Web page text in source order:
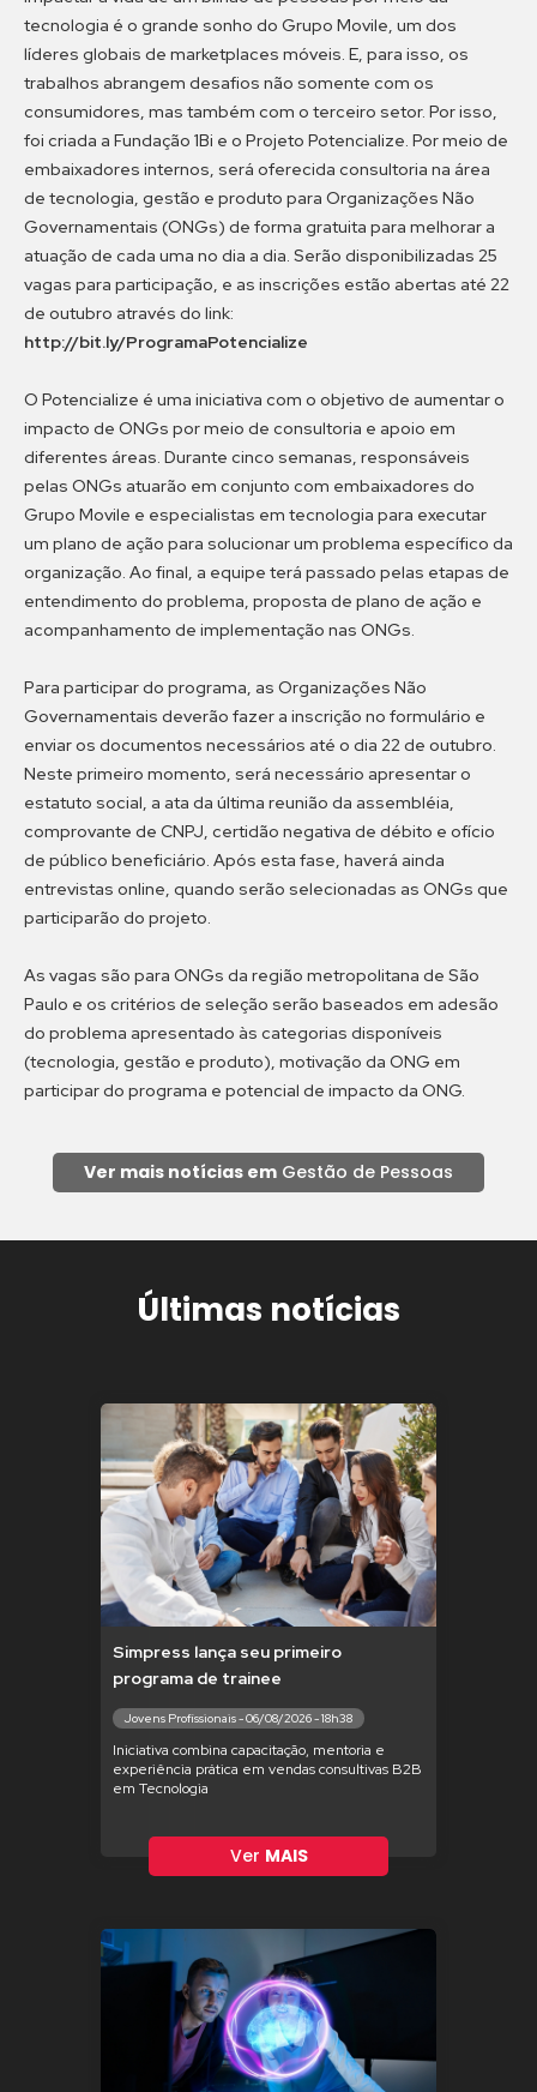
tecnologia é o grande sonho do Grupo Movile, um dos
líderes globais de marketplaces móveis. E, para isso, os
trabalhos abrangem desafios não somente com os
consumidores, mas também com o terceiro setor. Por isso,
foi criada a Fundação 1Bi e o Projeto Potencialize. Por meio de
embaixadores internos, será oferecida consultoria na área
de tecnologia, gestão e produto para Organizações Não
Governamentais (ONGs) de forma gratuita para melhorar a
atuação de cada uma no dia a dia. Serão disponibilizadas 25
vagas para participação, e as inscrições estão abertas até 22
de outubro através do link:
http://bit.ly/ProgramaPotencialize
O Potencialize é uma iniciativa com o objetivo de aumentar o
impacto de ONGs por meio de consultoria e apoio em
diferentes áreas. Durante cinco semanas, responsáveis
pelas ONGs atuarão em conjunto com embaixadores do
Grupo Movile e especialistas em tecnologia para executar
um plano de ação para solucionar um problema específico da
organização. Ao final, a equipe terá passado pelas etapas de
entendimento do problema, proposta de plano de ação e
acompanhamento de implementação nas ONGs.
Para participar do programa, as Organizações Não
Governamentais deverão fazer a inscrição no formulário e
enviar os documentos necessários até o dia 22 de outubro.
Neste primeiro momento, será necessário apresentar o
estatuto social, a ata da última reunião da assembléia,
comprovante de CNPJ, certidão negativa de débito e ofício
de público beneficiário. Após esta fase, haverá ainda
entrevistas online, quando serão selecionadas as ONGs que
participarão do projeto.
As vagas são para ONGs da região metropolitana de São
Paulo e os critérios de seleção serão baseados em adesão
do problema apresentado às categorias disponíveis
(tecnologia, gestão e produto), motivação da ONG em
participar do programa e potencial de impacto da ONG.
Ver mais notícias em Gestão de Pessoas
Últimas notícias
Simpress lança seu primeiro
programa de trainee
Jovens Profissionais - 06/08/2026 - 18h38
Iniciativa combina capacitação, mentoria e
experiência prática em vendas consultivas B2B
em Tecnologia
Ver MAIS